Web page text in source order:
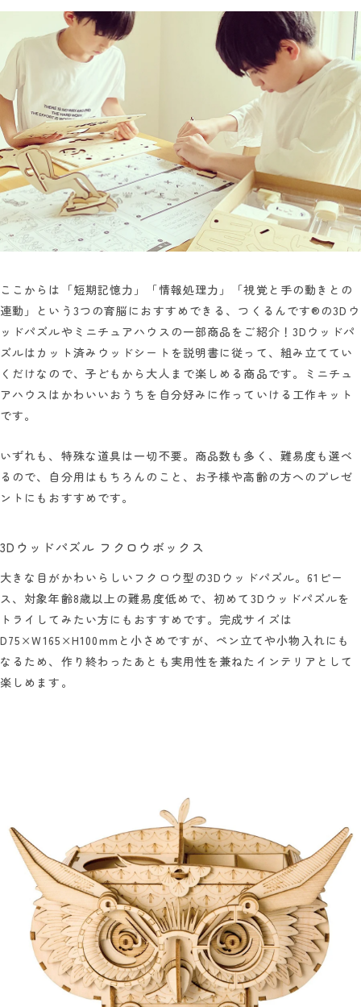
ここからは「短期記憶力」「情報処理力」「視覚と手の動きとの
連動」という3つの育脳におすすめできる、つくるんです®の3Dウ
ッドパズルやミニチュアハウスの一部商品をご紹介！3Dウッドパ
ズルはカット済みウッドシートを説明書に従って、組み立ててい
くだけなので、子どもから大人まで楽しめる商品です。ミニチュ
アハウスはかわいいおうちを自分好みに作っていける工作キット
です。
いずれも、特殊な道具は一切不要。商品数も多く、難易度も選べ
るので、自分用はもちろんのこと、お子様や高齢の方へのプレゼ
ントにもおすすめです。
3Dウッドパズル フクロウボックス
大きな目がかわいらしいフクロウ型の3Dウッドパズル。61ピー
ス、対象年齢8歳以上の難易度低めで、初めて3Dウッドパズルを
トライしてみたい方にもおすすめです。完成サイズは
D75×W165×H100mmと小さめですが、ペン立てや小物入れにも
なるため、作り終わったあとも実用性を兼ねたインテリアとして
楽しめます。